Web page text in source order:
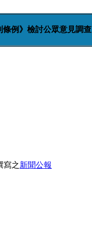
條例》檢討公眾意見調查
寫之新聞公報